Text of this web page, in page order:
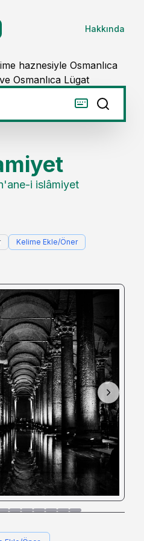
Hakkında
haznesiyle Osmanlıca
Osmanlıca Lügat
i islâmiyet
Kelime Ekle/Öner